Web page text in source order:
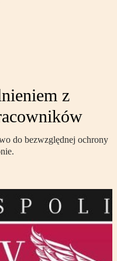
z
do bezwzględnej ochrony